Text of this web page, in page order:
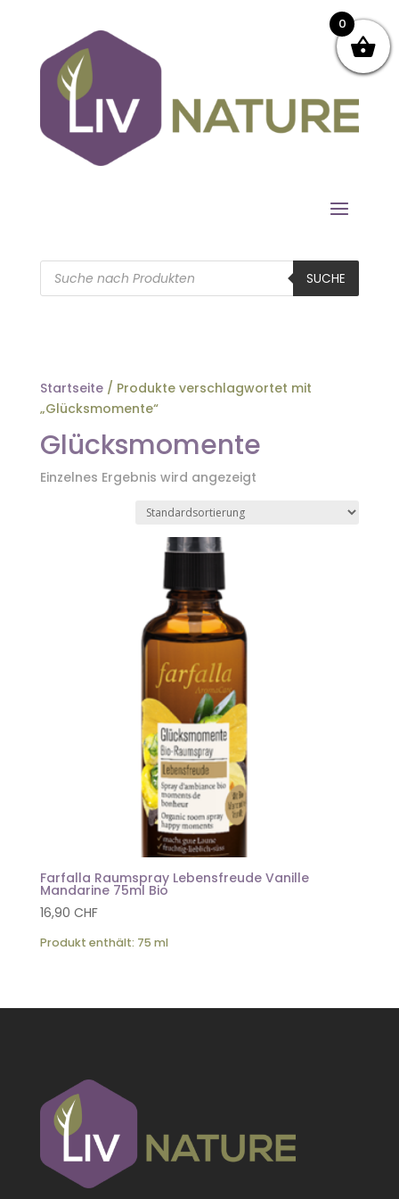
Products
search SUCHE
Startseite/ Produkte verschlagwortet mit
„Glücksmomente“
Glücksmomente
Einzelnes Ergebnis wird angezeigt
Farfalla Raumspray Lebensfreude Vanille
Mandarine 75ml Bio
16,90 CHF
Produkt enthält: 75 ml
0